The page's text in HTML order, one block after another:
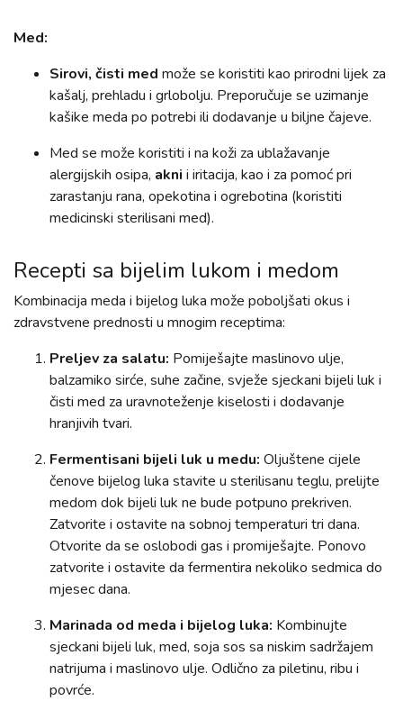
Med:
Sirovi, čisti med može se koristiti kao prirodni lijek za
kašalj, prehladu i grlobolju. Preporučuje se uzimanje
kašike meda po potrebi ili dodavanje u biljne čajeve.
Med se može koristiti i na koži za ublažavanje
alergijskih osipa, akni i iritacija, kao i za pomoć pri
zarastanju rana, opekotina i ogrebotina (koristiti
medicinski sterilisani med).
Recepti sa bijelim lukom i medom
Kombinacija meda i bijelog luka može poboljšati okus i
zdravstvene prednosti u mnogim receptima:
Preljev za salatu: Pomiješajte maslinovo ulje,
balzamiko sirće, suhe začine, svježe sjeckani bijeli luk i
čisti med za uravnoteženje kiselosti i dodavanje
hranjivih tvari.
Fermentisani bijeli luk u medu: Oljuštene cijele
čenove bijelog luka stavite u sterilisanu teglu, prelijte
medom dok bijeli luk ne bude potpuno prekriven.
Zatvorite i ostavite na sobnoj temperaturi tri dana.
Otvorite da se oslobodi gas i promiješajte. Ponovo
zatvorite i ostavite da fermentira nekoliko sedmica do
mjesec dana.
Marinada od meda i bijelog luka: Kombinujte
sjeckani bijeli luk, med, soja sos sa niskim sadržajem
natrijuma i maslinovo ulje. Odlično za piletinu, ribu i
povrće.